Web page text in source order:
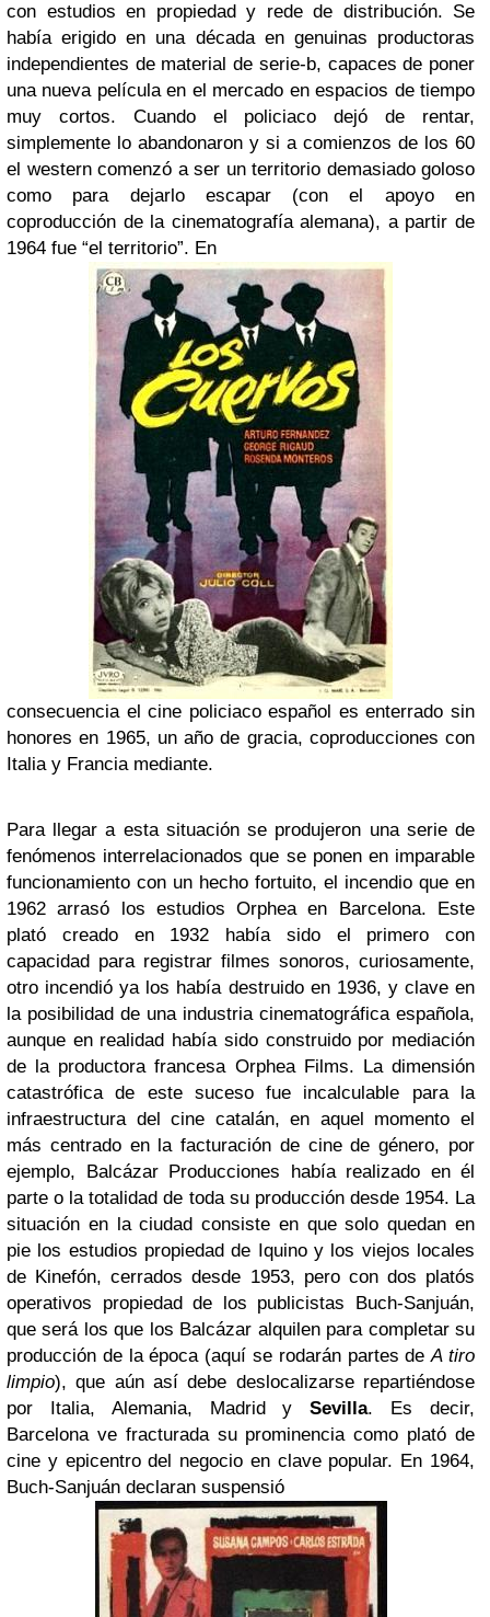
con estudios en propiedad y rede de distribución. Se
había erigido en una década en genuinas productoras
independientes de material de serie-b, capaces de poner
una nueva película en el mercado en espacios de tiempo
muy cortos. Cuando el policiaco dejó de rentar,
simplemente lo abandonaron y si a comienzos de los 60
el western comenzó a ser un territorio demasiado goloso
como para dejarlo escapar (con el apoyo en
coproducción de la cinematografía alemana), a partir de
1964 fue “el territorio”. En
consecuencia el cine policiaco español es enterrado sin
honores en 1965, un año de gracia, coproducciones con
Italia y Francia mediante.
Para llegar a esta situación se produjeron una serie de
fenómenos interrelacionados que se ponen en imparable
funcionamiento con un hecho fortuito, el incendio que en
1962 arrasó los estudios Orphea en Barcelona. Este
plató creado en 1932 había sido el primero con
capacidad para registrar filmes sonoros, curiosamente,
otro incendió ya los había destruido en 1936, y clave en
la posibilidad de una industria cinematográfica española,
aunque en realidad había sido construido por mediación
de la productora francesa Orphea Films. La dimensión
catastrófica de este suceso fue incalculable para la
infraestructura del cine catalán, en aquel momento el
más centrado en la facturación de cine de género, por
ejemplo, Balcázar Producciones había realizado en él
parte o la totalidad de toda su producción desde 1954. La
situación en la ciudad consiste en que solo quedan en
pie los estudios propiedad de Iquino y los viejos locales
de Kinefón, cerrados desde 1953, pero con dos platós
operativos propiedad de los publicistas Buch-Sanjuán,
que será los que los Balcázar alquilen para completar su
producción de la época (aquí se rodarán partes deA tiro
limpio), que aún así debe deslocalizarse repartiéndose
por Italia, Alemania, Madrid ySevilla. Es decir,
Barcelona ve fracturada su prominencia como plató de
cine y epicentro del negocio en clave popular. En 1964,
Buch-Sanjuán declaran suspensió